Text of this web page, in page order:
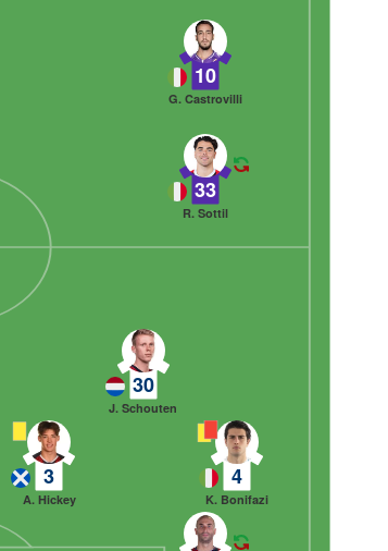
10
G. Castrovilli
33
R. Sottil
3
A. Hickey
4
K. Bonifazi
30
J. Schouten